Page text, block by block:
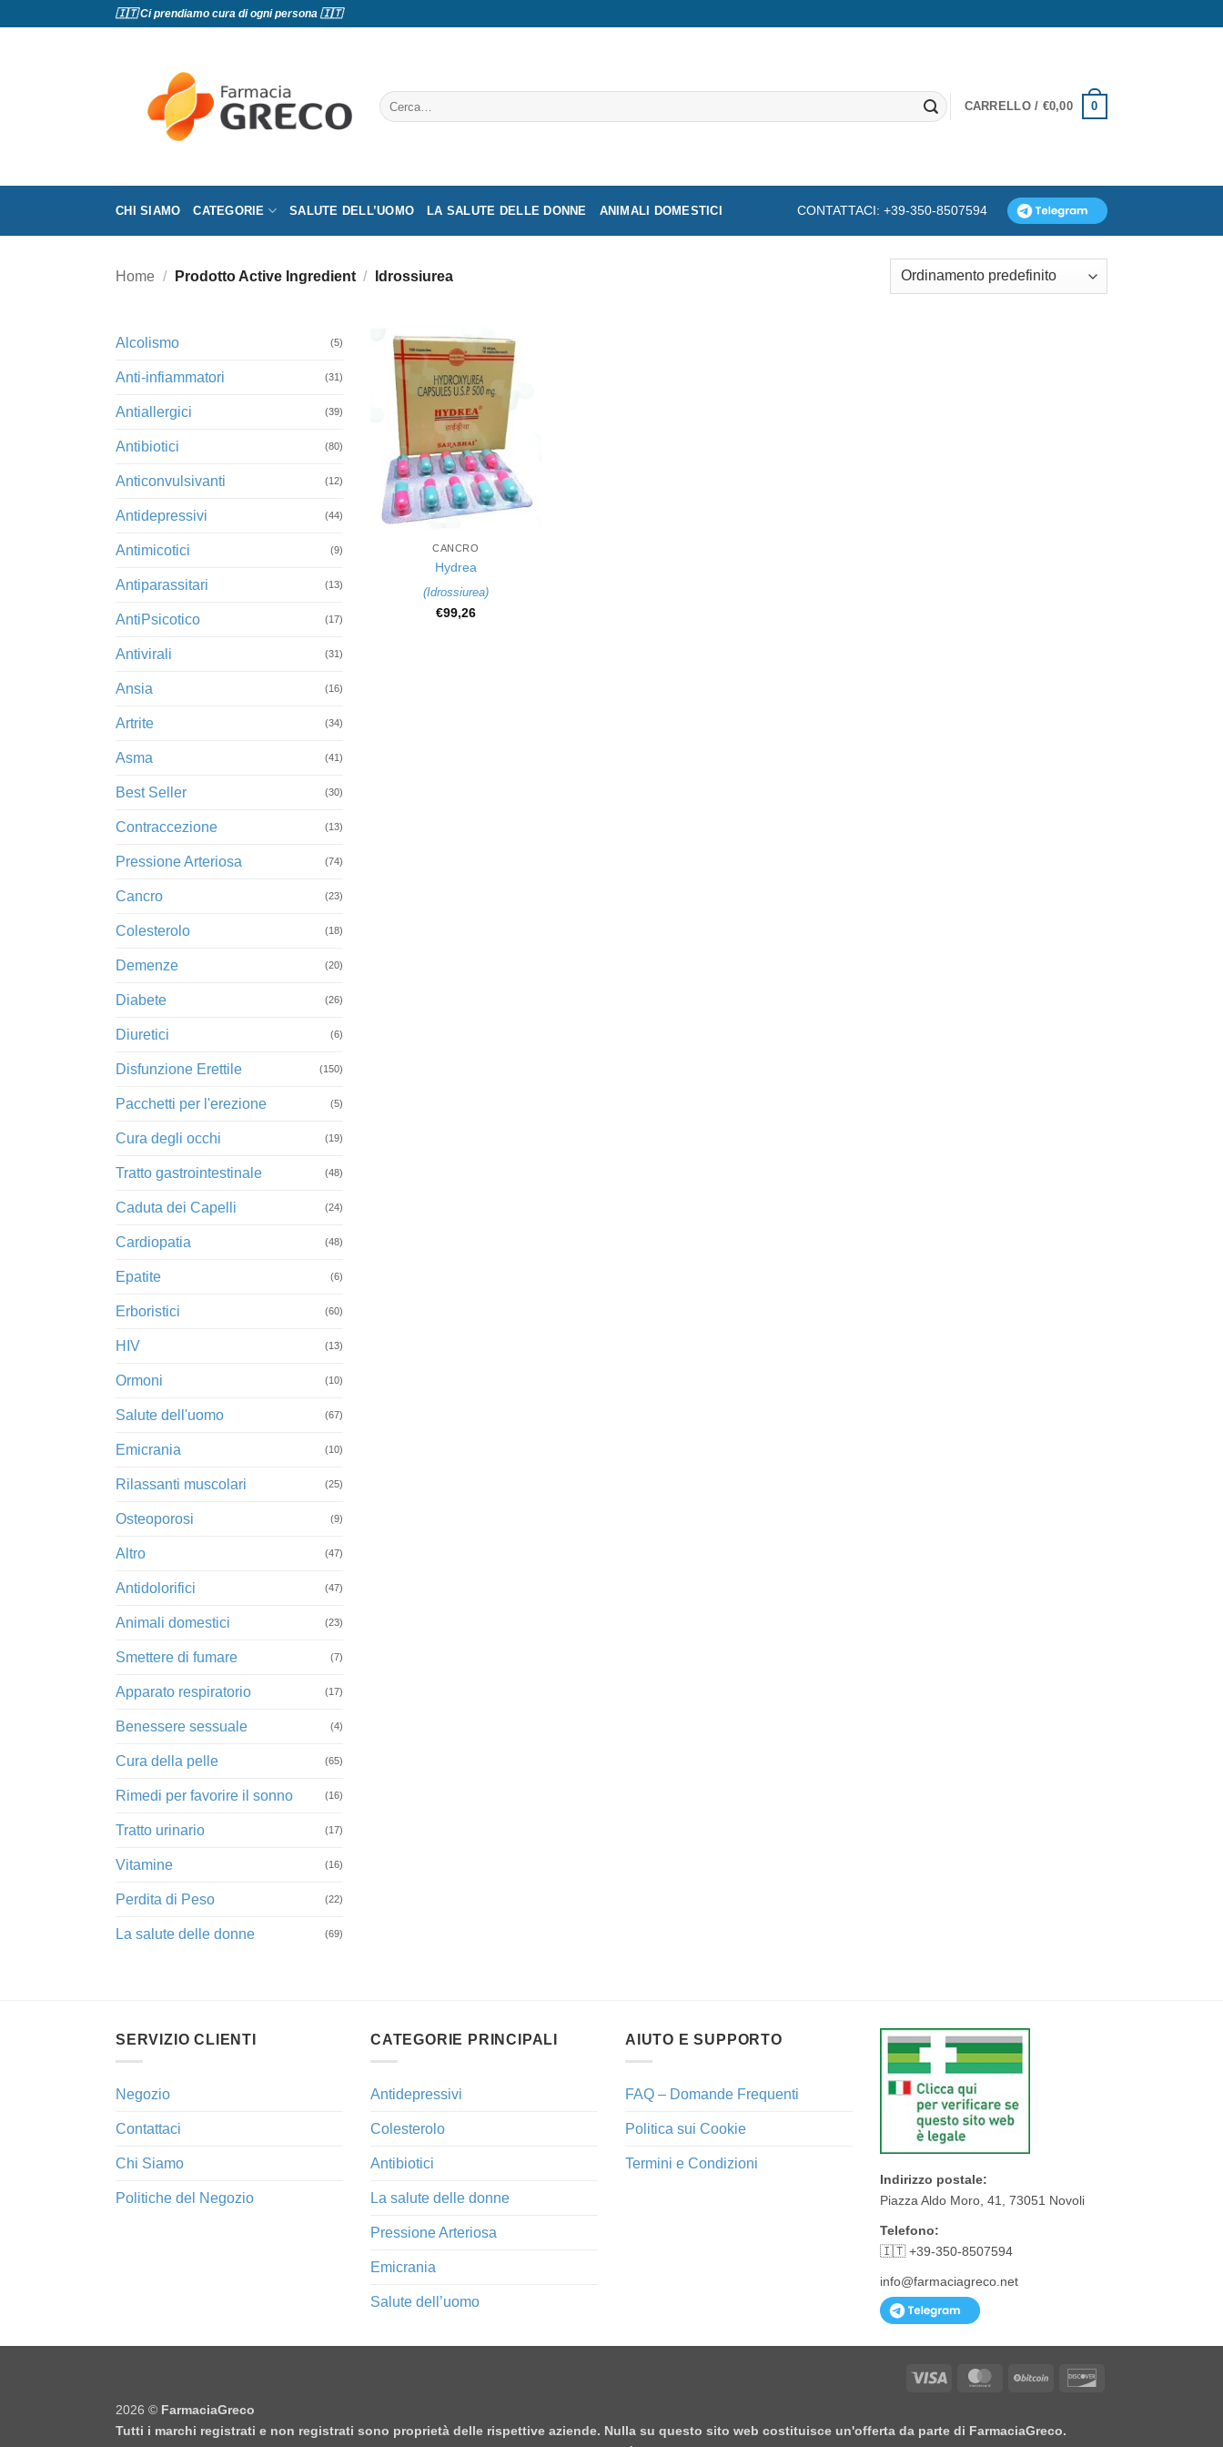
🇮🇹 Ci prendiamo cura di ogni persona 🇮🇹
Cerca:
CARRELLO / €0,00 0
CHI SIAMO CATEGORIE SALUTE DELL’UOMO LA SALUTE DELLE DONNE ANIMALI DOMESTICI CONTATTACI: +39-350-8507594
Home / Prodotto Active Ingredient / Idrossiurea
Alcolismo (5)
Anti-infiammatori (31)
Antiallergici (39)
Antibiotici (80)
Anticonvulsivanti (12)
Antidepressivi (44)
Antimicotici (9)
Antiparassitari (13)
AntiPsicotico (17)
Antivirali (31)
Ansia (16)
Artrite (34)
Asma (41)
Best Seller (30)
Contraccezione (13)
Pressione Arteriosa (74)
Cancro (23)
Colesterolo (18)
Demenze (20)
Diabete (26)
Diuretici (6)
Disfunzione Erettile (150)
Pacchetti per l'erezione (5)
Cura degli occhi (19)
Tratto gastrointestinale (48)
Caduta dei Capelli (24)
Cardiopatia (48)
Epatite (6)
Erboristici (60)
HIV (13)
Ormoni (10)
Salute dell'uomo (67)
Emicrania (10)
Rilassanti muscolari (25)
Osteoporosi (9)
Altro (47)
Antidolorifici (47)
Animali domestici (23)
Smettere di fumare (7)
Apparato respiratorio (17)
Benessere sessuale (4)
Cura della pelle (65)
Rimedi per favorire il sonno (16)
Tratto urinario (17)
Vitamine (16)
Perdita di Peso (22)
La salute delle donne (69)
+
CANCRO
Hydrea
(Idrossiurea)
€99,26
SERVIZIO CLIENTI
Negozio
Contattaci
Chi Siamo
Politiche del Negozio
CATEGORIE PRINCIPALI
Antidepressivi
Colesterolo
Antibiotici
La salute delle donne
Pressione Arteriosa
Emicrania
Salute dell’uomo
AIUTO E SUPPORTO
FAQ – Domande Frequenti
Politica sui Cookie
Termini e Condizioni
Indirizzo postale:
Piazza Aldo Moro, 41, 73051 Novoli
Telefono:
🇮🇹 +39-350-8507594
info@farmaciagreco.net
Visa MasterCardBitCoin
2026 © FarmaciaGreco
Tutti i marchi registrati e non registrati sono proprietà delle rispettive aziende. Nulla su questo sito web costituisce un'offerta da parte di FarmaciaGreco.